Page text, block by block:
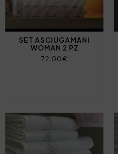
SET ASCIUGAMANI
WOMAN 2 PZ
72,00€